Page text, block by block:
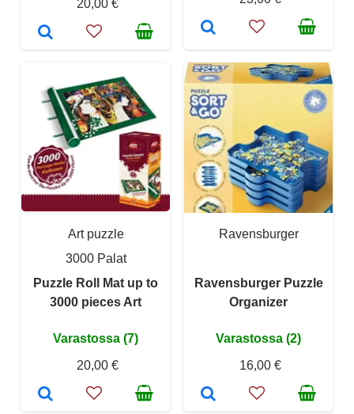
20,00 €
Art puzzle
3000 Palat
Puzzle Roll Mat up to
3000 pieces Art
Varastossa (7)
20,00 €
Ravensburger
Ravensburger Puzzle
Organizer
Varastossa (2)
16,00 €